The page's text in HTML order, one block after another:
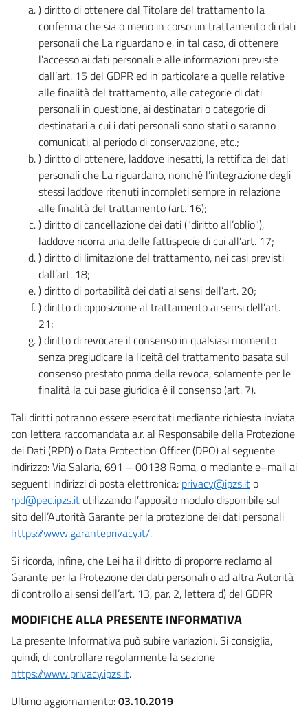
) diritto di ottenere dal Titolare del trattamento la
conferma che sia o meno in corso un trattamento di dati
personali che La riguardano e, in tal caso, di ottenere
l’accesso ai dati personali e alle informazioni previste
dall’art. 15 del GDPR ed in particolare a quelle relative
alle finalità del trattamento, alle categorie di dati
personali in questione, ai destinatari o categorie di
destinatari a cui i dati personali sono stati o saranno
comunicati, al periodo di conservazione, etc.;
) diritto di ottenere, laddove inesatti, la rettifica dei dati
personali che La riguardano, nonché l’integrazione degli
stessi laddove ritenuti incompleti sempre in relazione
alle finalità del trattamento (art. 16);
) diritto di cancellazione dei dati ("diritto all’oblio"),
laddove ricorra una delle fattispecie di cui all’art. 17;
) diritto di limitazione del trattamento, nei casi previsti
dall’art. 18;
) diritto di portabilità dei dati ai sensi dell’art. 20;
) diritto di opposizione al trattamento ai sensi dell’art.
21;
) diritto di revocare il consenso in qualsiasi momento
senza pregiudicare la liceità del trattamento basata sul
consenso prestato prima della revoca, solamente per le
finalità la cui base giuridica è il consenso (art. 7).
Tali diritti potranno essere esercitati mediante richiesta inviata
con lettera raccomandata a.r. al Responsabile della Protezione
dei Dati (RPD) o Data Protection Officer (DPO) al seguente
indirizzo: Via Salaria, 691 – 00138 Roma, o mediante e–mail ai
seguenti indirizzi di posta elettronica: privacy@ipzs.ito
rpd@pec.ipzs.it utilizzando l’apposito modulo disponibile sul
sito dell’Autorità Garante per la protezione dei dati personali
https://www.garanteprivacy.it/.
Si ricorda, infine, che Lei ha il diritto di proporre reclamo al
Garante per la Protezione dei dati personali o ad altra Autorità
di controllo ai sensi dell’art. 13, par. 2, lettera d) del GDPR
MODIFICHE ALLA PRESENTE INFORMATIVA
La presente Informativa può subire variazioni. Si consiglia,
quindi, di controllare regolarmente la sezione
https://www.privacy.ipzs.it.
Ultimo aggiornamento:03.10.2019